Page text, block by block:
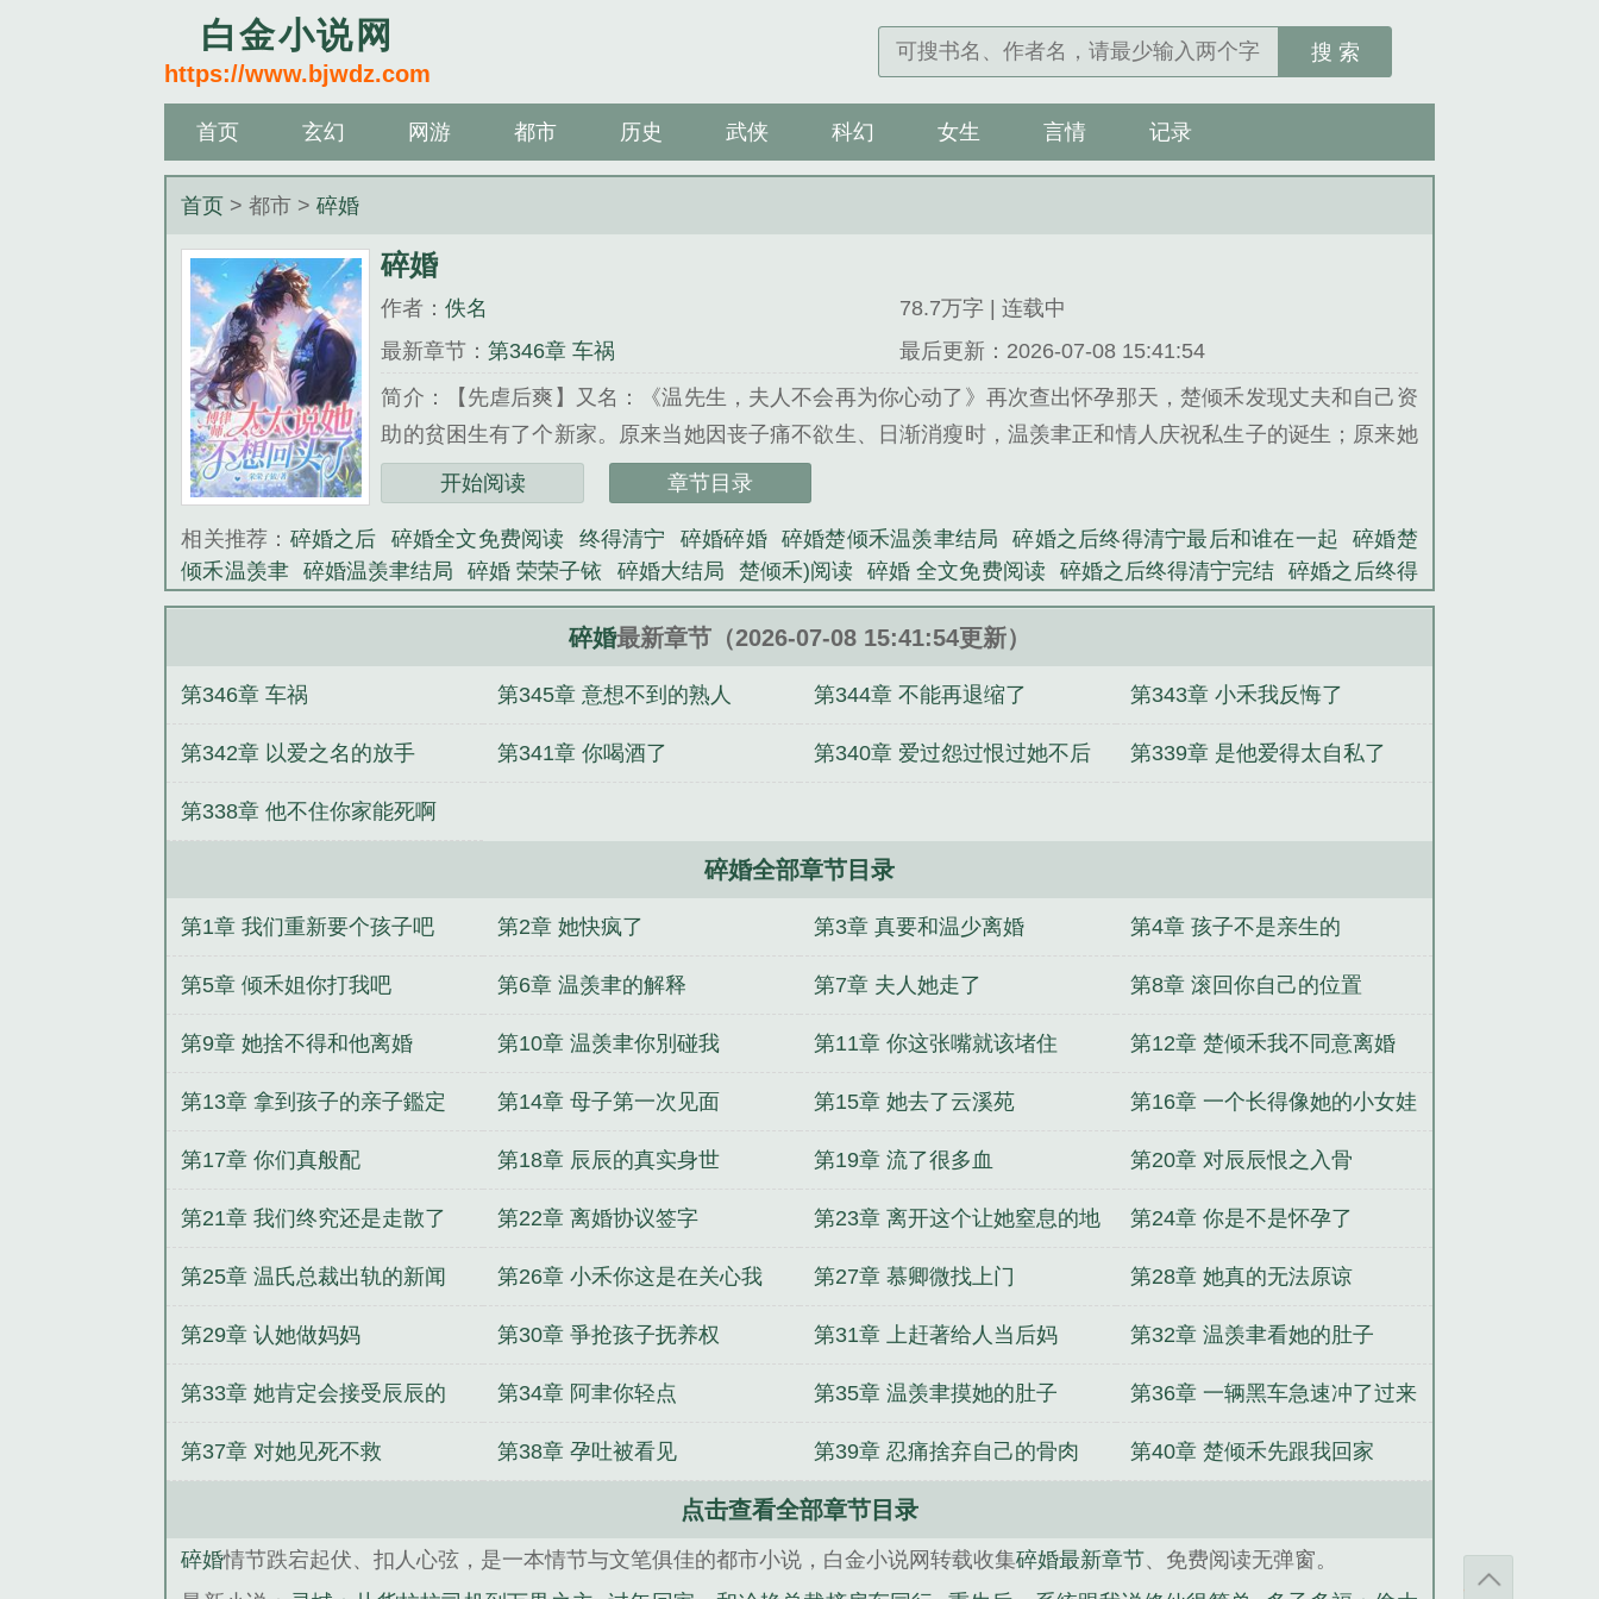
白金小说网
https://www.bjwdz.com
搜 索
首页 玄幻 网游 都市 历史 武侠 科幻 女生 言情 记录
首页 > 都市 >碎婚
碎婚
作者：佚名
78.7万字 | 连载中
最新章节：第346章 车祸
最后更新：2026-07-08 15:41:54
简介：【先虐后爽】又名：《温先生，夫人不会再为你心动了》再次查出怀孕那天，楚倾禾发现丈夫和自己资
助的贫困生有了个新家。原来当她因丧子痛不欲生、日渐消瘦时，温羡聿正和情人庆祝私生子的诞生；原来她
亲手创立的公司，早已被情人占为己有；原来她以为独一无二的婚房，温羡聿也为她们復刻了一栋；这一刻，
爱意散尽，只剩满腔的恨。楚倾禾藏起孕检单，果断提出离婚。温羡聿语气强势：「小禾，你现在后悔求我，
我可以...
《碎婚》是佚名精心创作的都市类小说。
开始阅读 章节目录
相关推荐： 碎婚之后 碎婚全文免费阅读 终得清宁 碎婚碎婚 碎婚楚倾禾温羡聿结局 碎婚之后终得清宁最后和谁在一起
碎婚楚
倾禾温羡聿
碎婚温羡聿结局 碎婚 荣荣子铱 碎婚大结局 楚倾禾)阅读 碎婚 全文免费阅读 碎婚之后终得清宁完结
碎婚之后终得
清宁最新章节更新内容 碎婚全文完整版 碎婚(温羡聿 士兵突击开局我和许三多发配五班 无限恐怖：我能嗅到鬼味 崩铁：我死
快穿：主角身边被剧情杀的炮灰 逼我退队？带四条狗一样打！ 大秦：关于我认错祖龙当爹这件事
说修仙很简单
神豪：我在游戏里无限提现 文抄的我，纵横米宇宙！ 重生60：赶山打猎，我一肩挑四家 四合院：先杀
到万界之主
碎婚最新章节（2026-07-08 15:41:54更新）
第346章 车祸 第345章 意想不到的熟人 第344章 不能再退缩了 第343章 小禾我反悔了
第342章 以爱之名的放手 第341章 你喝酒了 第340章 爱过怨过恨过她不后 第339章 是他爱得太自私了
第338章 他不住你家能死啊
碎婚全部章节目录
第1章 我们重新要个孩子吧 第2章 她快疯了 第3章 真要和温少离婚 第4章 孩子不是亲生的
第5章 倾禾姐你打我吧 第6章 温羡聿的解释 第7章 夫人她走了 第8章 滚回你自己的位置
第9章 她捨不得和他离婚 第10章 温羡聿你別碰我 第11章 你这张嘴就该堵住 第12章 楚倾禾我不同意离婚
第13章 拿到孩子的亲子鑑定 第14章 母子第一次见面 第15章 她去了云溪苑 第16章 一个长得像她的小女娃
第17章 你们真般配 第18章 辰辰的真实身世 第19章 流了很多血 第20章 对辰辰恨之入骨
第21章 我们终究还是走散了 第22章 离婚协议签字 第23章 离开这个让她窒息的地
方
第24章 你是不是怀孕了
第25章 温氏总裁出轨的新闻 第26章 小禾你这是在关心我 第27章 慕卿微找上门 第28章 她真的无法原谅
第29章 认她做妈妈 第30章 爭抢孩子抚养权 第31章 上赶著给人当后妈 第32章 温羡聿看她的肚子
第33章 她肯定会接受辰辰的 第34章 阿聿你轻点 第35章 温羡聿摸她的肚子 第36章 一辆黑车急速冲了过来
第37章 对她见死不救 第38章 孕吐被看见 第39章 忍痛捨弃自己的骨肉 第40章 楚倾禾先跟我回家
点击查看全部章节目录
碎婚情节跌宕起伏、扣人心弦，是一本情节与文笔俱佳的都市小说，白金小说网转载收集碎婚最新章节、免费阅读无弹窗。